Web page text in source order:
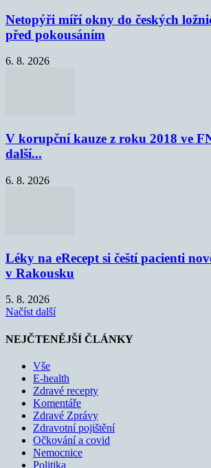
Netopýři míří okny do českých
před pokousáním
6. 8. 2026
V korupční kauze z roku 2018 ve
další...
6. 8. 2026
Léky na eRecept si čeští pacienti
v Rakousku
5. 8. 2026
Načíst další
NEJČTENĚJŠÍ ČLÁNKY
Vše
E-health
Zdravé recepty
Komentáře
Zdravé Zprávy
Zdravotní pojištění
Očkování a covid
Nemocnice
Politika